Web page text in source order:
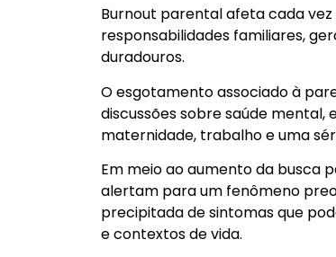
Burnout parental afeta cada
responsabilidades familiares,
duradouros.
O esgotamento associado à
discussões sobre saúde
maternidade, trabalho e uma
Em meio ao aumento da busca
alertam para um fenômeno
precipitada de sintomas que
e contextos de vida.